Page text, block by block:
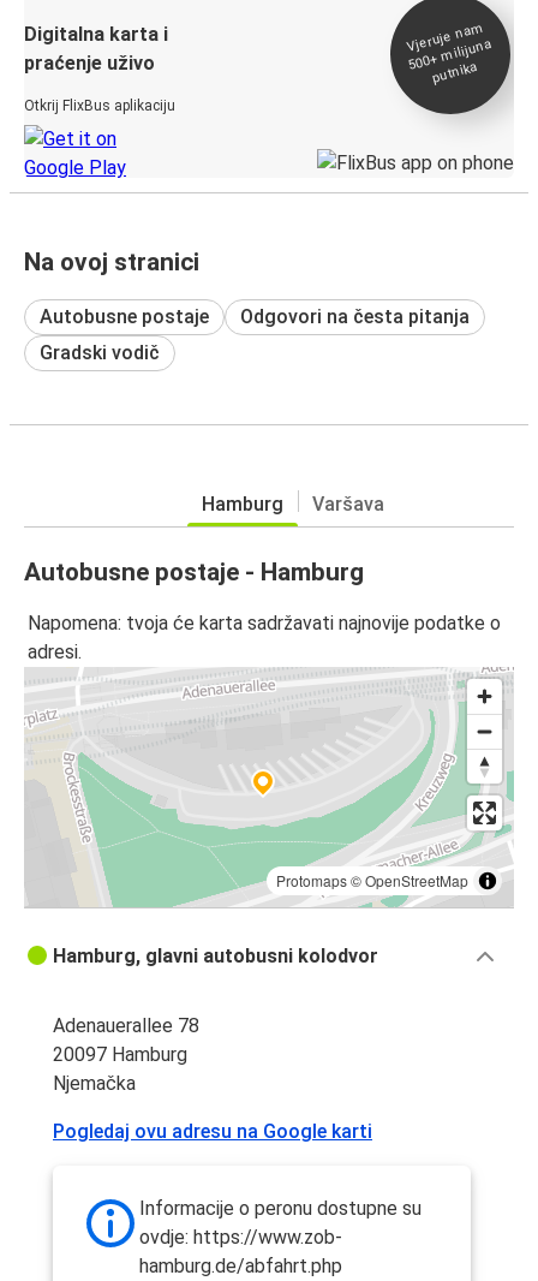
Digitalna karta i
praćenje uživo
Otkrij FlixBus aplikaciju
Vjeruje na
m
500+
milijuna
putnika
Na ovoj stranici
Autobusne postaje
Odgovori na česta pitanja
Gradski vodič
Hamburg Varšava
Autobusne postaje - Hamburg
Napomena: tvoja će karta sadržavati najnovije podatke o
adresi.
Protomaps©OpenStreetMap
Hamburg, glavni autobusni kolodvor
Adenauerallee 78
20097 Hamburg
Njemačka
Pogledaj ovu adresu na Google karti
Informacije o peronu dostupne su
ovdje: https://www.zob-
hamburg.de/abfahrt.php